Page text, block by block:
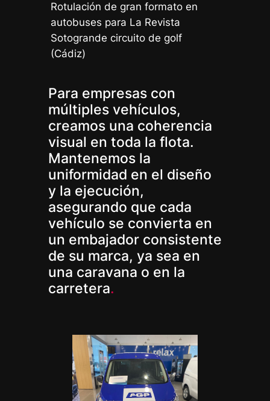
Rotulación de gran formato en
autobuses para La Revista
Sotogrande circuito de golf
(Cádiz)
Para empresas con
múltiples vehículos,
creamos una coherencia
visual en toda la flota.
Mantenemos la
uniformidad en el diseño
y la ejecución,
asegurando que cada
vehículo se convierta en
un embajador consistente
de su marca, ya sea en
una caravana o en la
carretera.